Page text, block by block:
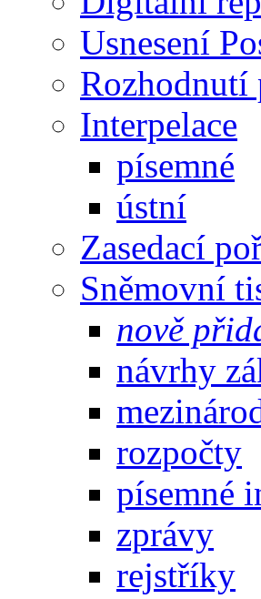
Usnesení
Rozhodnutí
Interpelace
písemné
ústní
Zasedací
Sněmovní
nově
návrhy
rozpočty
písemné
zprávy
rejstříky